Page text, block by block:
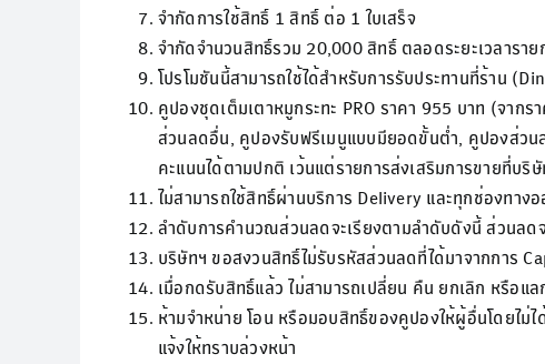
จำกัดการใช้สิทธิ์ 1 สิทธิ์ ต่อ 1 ใบเสร็จ
จำกัดจำนวนสิทธิ์รวม 20,000 สิทธิ์ ตลอดระยะเวลาราย
โปรโมชันนี้สามารถใช้ได้สำหรับการรับประทานที่ร้าน
คูปองชุดเต็มเตาหมูกระทะ PRO ราคา 955 บาท (จาก
ส่วนลดอื่น, คูปองรับฟรีเมนูแบบมียอดขั้นต่ำ, คูปองส่วน
คะแนนได้ตามปกติ เว้นแต่รายการส่งเสริมการขายที่บริ
ไม่สามารถใช้สิทธิ์ผ่านบริการ Delivery และทุกช่องทาง
ลำดับการคำนวณส่วนลดจะเรียงตามลำดับดังนี้ ส่วนล
บริษัทฯ ขอสงวนสิทธิ์ไม่รับรหัสส่วนลดที่ได้มาจากการ
เมื่อกดรับสิทธิ์แล้ว ไม่สามารถเปลี่ยน คืน ยกเลิก หรือแล
ห้ามจำหน่าย โอน หรือมอบสิทธิ์ของคูปองให้ผู้อื่นโดยไ
แจ้งให้ทราบล่วงหน้า